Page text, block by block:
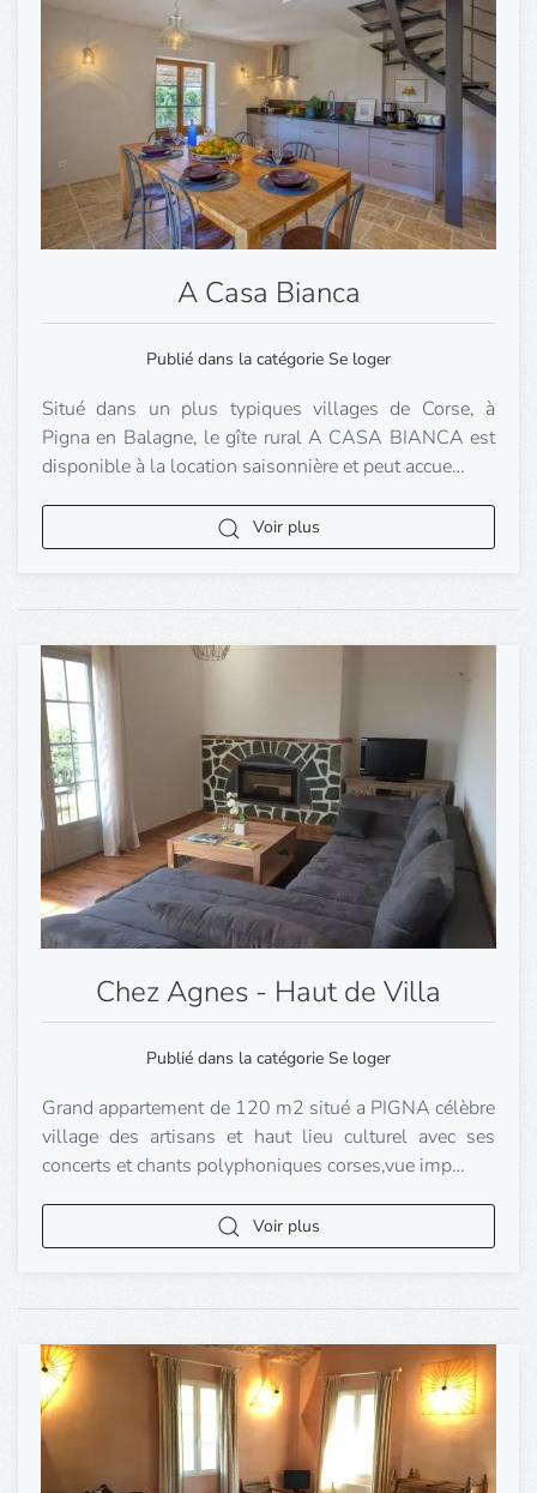
A Casa Bianca
Publié dans la catégorie Se loger
Situé dans un plus typiques villages de Corse, à
Pigna en Balagne, le gîte rural A CASA BIANCA est
disponible à la location saisonnière et peut accue…
Voir plus
Chez Agnes - Haut de Villa
Publié dans la catégorie Se loger
Grand appartement de 120 m2 situé a PIGNA célèbre
village des artisans et haut lieu culturel avec ses
concerts et chants polyphoniques corses,vue imp…
Voir plus